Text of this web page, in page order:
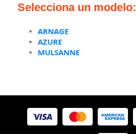
Selecciona un modelo:
ARNAGE
AZURE
MULSANNE